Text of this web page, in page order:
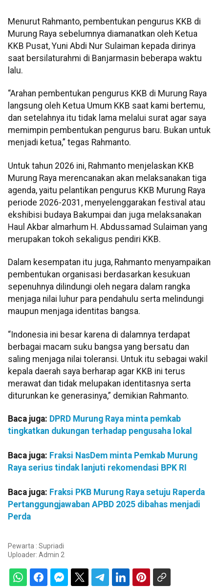
Menurut Rahmanto, pembentukan pengurus KKB di
Murung Raya sebelumnya diamanatkan oleh Ketua
KKB Pusat, Yuni Abdi Nur Sulaiman kepada dirinya
saat bersilaturahmi di Banjarmasin beberapa waktu
lalu.
“Arahan pembentukan pengurus KKB di Murung Raya
langsung oleh Ketua Umum KKB saat kami bertemu,
dan setelahnya itu tidak lama melalui surat agar saya
memimpin pembentukan pengurus baru. Bukan untuk
menjadi ketua,” tegas Rahmanto.
Untuk tahun 2026 ini, Rahmanto menjelaskan KKB
Murung Raya merencanakan akan melaksanakan tiga
agenda, yaitu pelantikan pengurus KKB Murung Raya
periode 2026-2031, menyelenggarakan festival atau
ekshibisi budaya Bakumpai dan juga melaksanakan
Haul Akbar almarhum H. Abdussamad Sulaiman yang
merupakan tokoh sekaligus pendiri KKB.
Dalam kesempatan itu juga, Rahmanto menyampaikan
pembentukan organisasi berdasarkan kesukuan
sepenuhnya dilindungi oleh negara dalam rangka
menjaga nilai luhur para pendahulu serta melindungi
maupun menjaga identitas bangsa.
“Indonesia ini besar karena di dalamnya terdapat
berbagai macam suku bangsa yang bersatu dan
saling menjaga nilai toleransi. Untuk itu sebagai wakil
kepala daerah saya berharap agar KKB ini terus
merawat dan tidak melupakan identitasnya serta
diturunkan ke generasinya,” demikian Rahmanto.
Baca juga: DPRD Murung Raya minta pemkab
tingkatkan dukungan terhadap pengusaha lokal
Baca juga: Fraksi NasDem minta Pemkab Murung
Raya serius tindak lanjuti rekomendasi BPK RI
Baca juga: Fraksi PKB Murung Raya setuju Raperda
Pertanggungjawaban APBD 2025 dibahas menjadi
Perda
Pewarta : Supriadi
Uploader: Admin 2